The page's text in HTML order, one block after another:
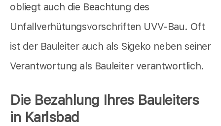
obliegt auch die Beachtung des
Unfallverhütungsvorschriften UVV-Bau. Oft
ist der Bauleiter auch als Sigeko neben seiner
Verantwortung als Bauleiter verantwortlich.
Die Bezahlung Ihres Bauleiters
in Karlsbad